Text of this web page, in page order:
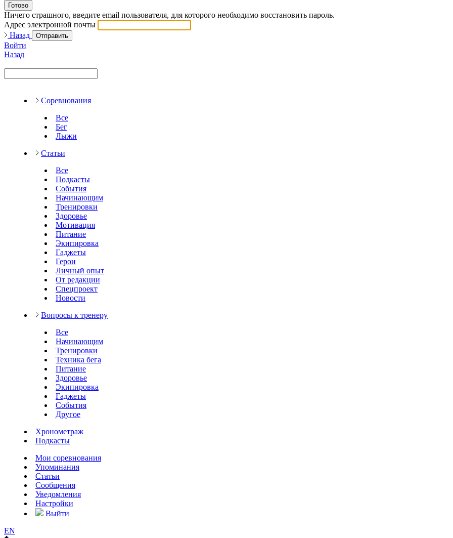
Готово
Ничего страшного, введите email пользователя, для которого необходимо восстановить пароль.
Адрес электронной почты
Назад
Отправить
Войти
Назад
Соревнования
Все
Бег
Лыжи
Статьи
Все
Подкасты
События
Начинающим
Тренировки
Здоровье
Мотивация
Питание
Экипировка
Гаджеты
Герои
Личный опыт
От редакции
Спецпроект
Новости
Вопросы к тренеру
Все
Начинающим
Тренировки
Техника бега
Питание
Здоровье
Экипировка
Гаджеты
События
Другое
Хронометраж
Подкасты
Мои соревнования
Упоминания
Статьи
Сообщения
Уведомления
Настройки
Выйти
EN